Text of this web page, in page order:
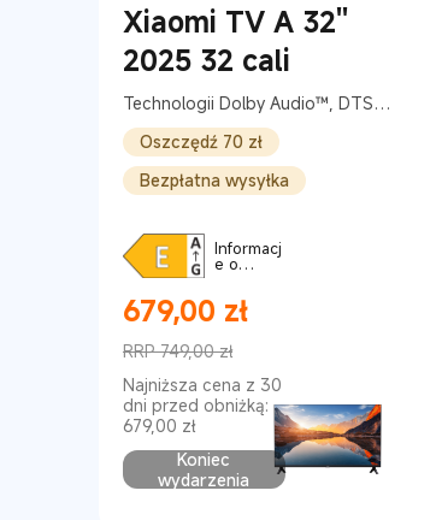
Xiaomi TV A 32''
2025 32 cali
Technologii Dolby Audio™, DTS-
X oraz DTS-Virtual:X
Oszczędź 70 zł
Bezpłatna wysyłka
Informacj
e o
679,00 zł
RRP 749,00 zł
Cena rynkowa 749,00 zł
Najniższa cena z 30
dni przed obniżką:
679,00 zł
Koniec
wydarzenia